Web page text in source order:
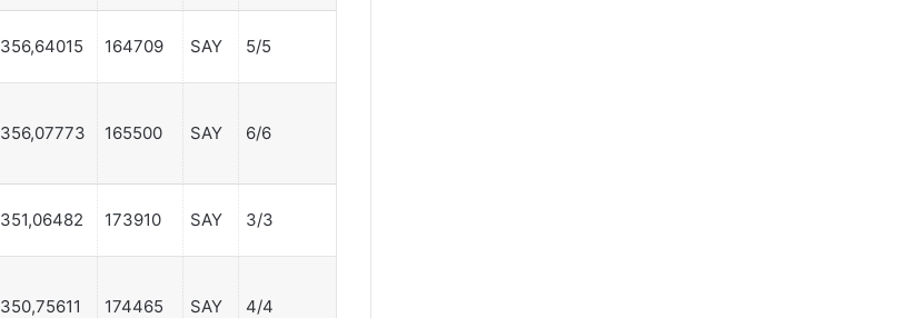
356,64015 164709 SAY 5/5
356,07773 165500 SAY 6/6
351,06482 173910 SAY 3/3
350,75611 174465 SAY 4/4